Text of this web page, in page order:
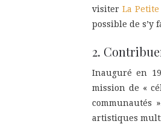
visiter La
possible de s’y
2.
Inauguré en
mission de «
communautés
artistiques